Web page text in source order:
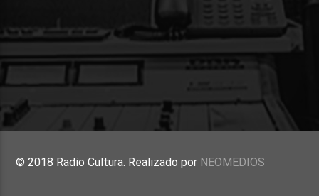
© 2018 Radio Cultura. Realizado por NEOMEDIOS